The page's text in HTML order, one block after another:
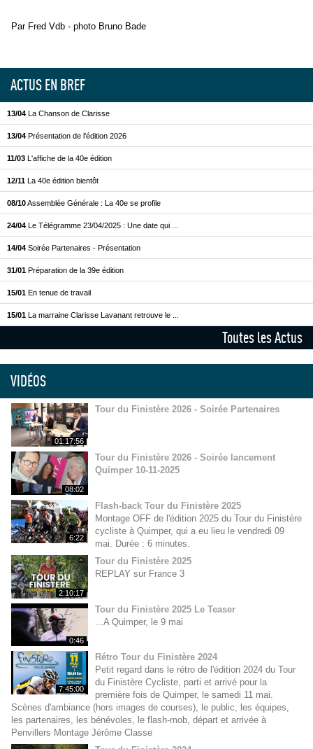
Par Fred Vdb - photo Bruno Bade
ACTUS EN BREF
13/04 La Chanson de Clarisse
13/04 Présentation de l'édition 2026
11/03 L'affiche de la 40e édition
12/11 La 40e édition bientôt
08/10Assemblée Générale : La 40e se profile
24/04 Le Télégramme 23/04/2025 : Une date qui ...
14/04 Soirée Partenaires - Présentation
31/01 Préparation de la 39e édition
15/01 En tenue de travail
15/01 La marraine Clarisse Lavanant retrouve le ...
Toutes les Actus
VIDÉOS
01:17:56
Tour du Finistère 2026 - Soirée Partenaires
08:02
Tour du Finistère 2026 - Soirée lancement
Quimper 10-11-2025
6:22
Flash-back Tour du Finistère 2025
Montage OFF de l'édition 2025 du Tour du Finistère
cycliste à Quimper, qui a eu lieu le vendredi 09
mai. Durée : 6 minutes.
2:10:17
Tour du Finistère 2025
REPLAY sur France 3
0:46
Tour du Finistère 2025 Le Teaser
...A Quimper, le 9 mai
7:45:00
Rétro Tour du Finistère 2024
Petit regard dans le rétro de l'édition 2024 du Tour
du Finistère Cycliste, parti et arrivé pour la
première fois de Quimper, le samedi 11 mai.
Scènes d'ambiance (hors images de courses), le public, les équipes,
les partenaires, les bénévoles, le flash-mob, départ et arrivée à
Penvillers Montage Jérôme Classe